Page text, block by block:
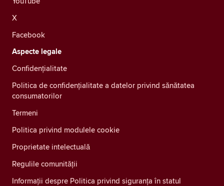
X
Facebook
Aspecte legale
Confidenţialitate
Politica de confidențialitate a datelor privind sănătatea
consumatorilor
Termeni
Politica privind modulele cookie
Proprietate intelectuală
Regulile comunității
Informații despre Politica privind siguranța în statul